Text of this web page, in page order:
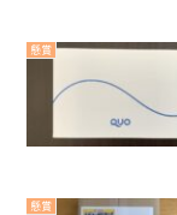
懸賞
懸賞